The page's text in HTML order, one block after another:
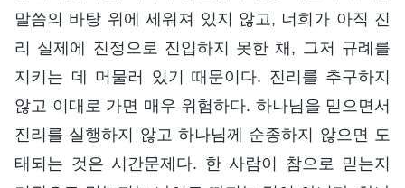
말씀의 바탕 위에 세워져 있지 않고, 너희가 아직 진
리 실제에 진정으로 진입하지 못한 채, 그저 규례를
지키는 데 머물러 있기 때문이다. 진리를 추구하지
않고 이대로 가면 매우 위험하다. 하나님을 믿으면서
진리를 실행하지 않고 하나님께 순종하지 않으면 도
태되는 것은 시간문제다. 한 사람이 참으로 믿는지